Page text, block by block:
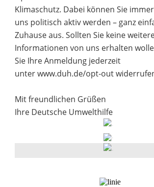
Klimaschutz. Dabei können Sie
uns politisch aktiv werden – ganz
Zuhause aus. Sollten Sie keine
Informationen von uns erhalten
Sie Ihre Anmeldung jederzeit
unterwww.duh.de/opt-out
Mit freundlichen Grüßen
Ihre Deutsche Umwelthilfe